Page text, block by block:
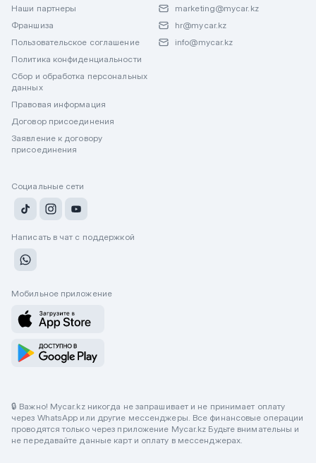
Наши партнеры
Франшиза
Пользовательское соглашение
Политика конфиденциальности
Сбор и обработка персональных
данных
Правовая информация
Договор присоединения
Заявление к договору
присоединения
marketing@mycar.kz
hr@mycar.kz
info@mycar.kz
Социальные сети
Написать в чат с поддержкой
Мобильное приложение
🔒 Важно! Mycar.kz никогда не запрашивает и не принимает оплату
через WhatsApp или другие мессенджеры. Все финансовые операции
проводятся только через приложение Mycar.kz Будьте внимательны и
не передавайте данные карт и оплату в мессенджерах.